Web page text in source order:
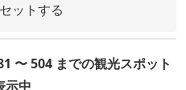
ットする
〜 504 までの観光スポット
示中